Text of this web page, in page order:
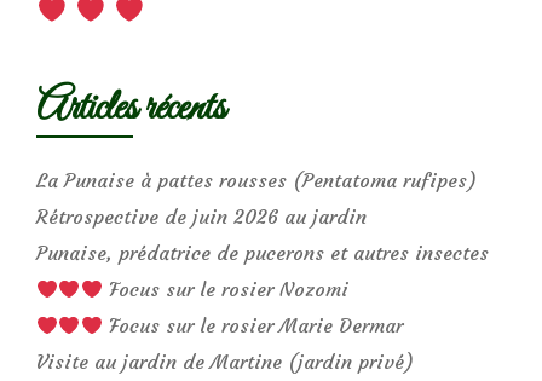
Articles récents
La Punaise à pattes rousses (Pentatoma rufipes)
Rétrospective de juin 2026 au jardin
Punaise, prédatrice de pucerons et autres insectes
Focus sur le rosier Nozomi
Focus sur le rosier Marie Dermar
Visite au jardin de Martine (jardin privé)